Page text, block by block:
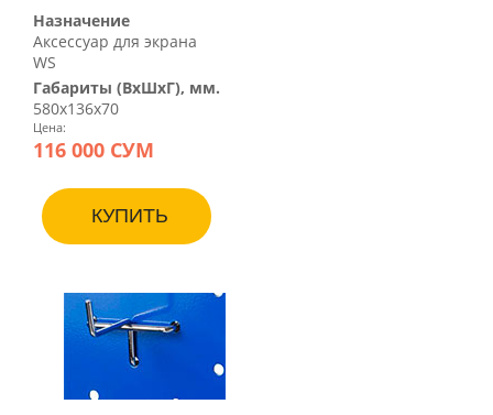
Назначение
Аксессуар для экрана
WS
Габариты (ВхШхГ), мм.
580х136х70
Цена:
116 000 СУМ
КУПИТЬ